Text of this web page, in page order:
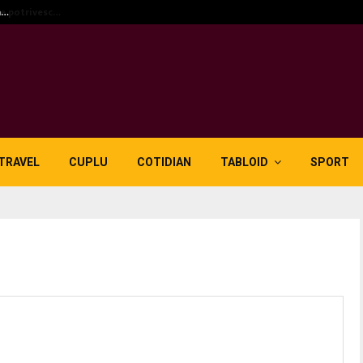
CUPLU COTIDIAN TABLOID SPORT